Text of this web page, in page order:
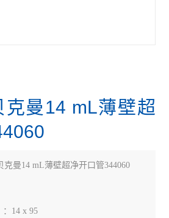
克曼14 mL薄壁超
克曼14 mL薄壁超净开口管344060
14 x 95